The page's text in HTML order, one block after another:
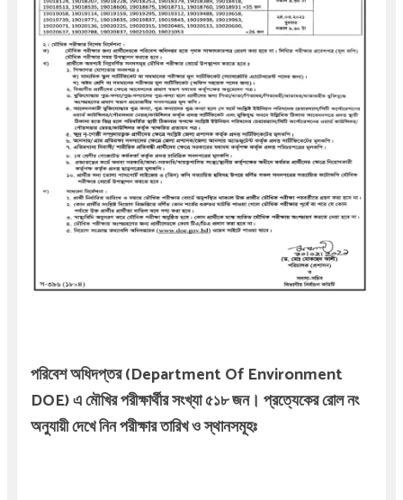
পরিবেশ অধিদপ্তর (Department Of Environment
DOE)এ মৌখির পরীক্ষার্থীর সংখ্যা ৫১৮ জন। প্রত্যেকের রোল নং
অনুযায়ী দেখে নিন পরীক্ষার তারিখ ও স্থানসমূহঃ